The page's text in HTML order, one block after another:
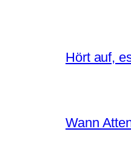
Hört auf,
Wann